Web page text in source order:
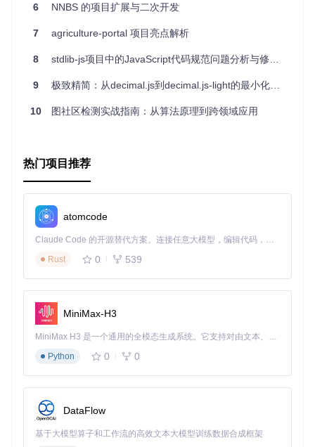
6 NNBS 的项目扩展与二次开发
7 agriculture-portal 项目亮点解析
8 stdlib-js项目中的JavaScript代码规范问题分析与修复建议
9 极致精简：从decimal.js到decimal.js-light的最小化指南
10 图社区检测实战指南：从算法原理到跨领域应用
热门项目推荐
atomcode
Claude Code 的开源替代方案。连接任意大模型，编辑代码，运行命令，自动验证 — 全自动执行。用 Rust 构建，极致性能。 ｜ An open-source alternative to Claude Code. Connect any LLM, edit code, run commands, and verify changes — autonomously. Built in Rust for speed. Get Started
Rust
0 539
MiniMax-H3
MiniMax H3 是一个通用的全模态生成系统。它支持对由文本、图像、视频和音频组成的多模态上下文进行统一理解，并能生成分辨率高达 2K、时长可达 15 秒的带原生立体声音频的视频。得益于面向任务泛化的系统设计，H3 在预训练阶段就已具备广泛的多模态上下文理解与生成能力，能够出色地执行复杂的多模态指令。
Python
0 0
DataFlow
基于大模型算子和工作流的高效文本大模型训练数据合成框架